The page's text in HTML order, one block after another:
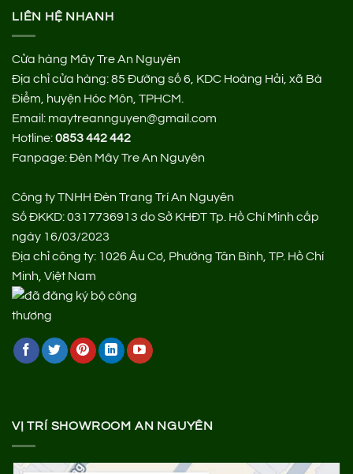
LIÊN HỆ NHANH
Cửa hàng Mây Tre An Nguyên
Địa chỉ cửa hàng:85 Đường số 6, KDC Hoàng Hải, xã Bà
Điểm, huyện Hóc Môn, TPHCM.
Email: maytreannguyen@gmail.com
Hotline:0853 442 442
Fanpage:Đèn Mây Tre An Nguyên
Công ty TNHH Đèn Trang Trí An Nguyên
Số ĐKKD: 0317736913 do Sở KHĐT Tp. Hồ Chí Minh cấp
ngày 16/03/2023
Địa chỉ công ty: 1026 Âu Cơ, Phường Tân Bình, TP. Hồ Chí
Minh, Việt Nam
VỊ TRÍ SHOWROOM AN NGUYÊN